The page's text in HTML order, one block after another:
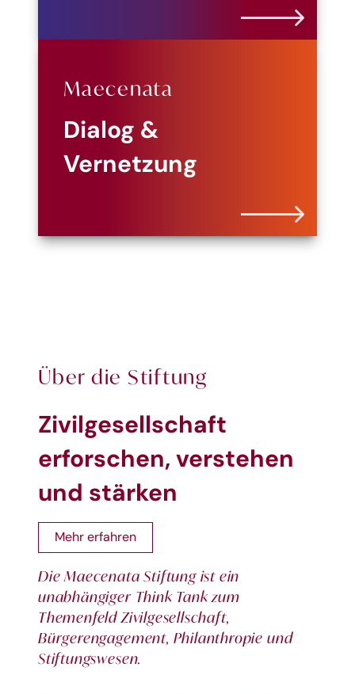
Maecenata
Dialog &
Vernetzung
Über die Stiftung
Zivilgesellschaft
erforschen, verstehen
und stärken
Mehr erfahren
Die Maecenata Stiftung ist ein
unabhängiger Think Tank zum
Themenfeld Zivilgesellschaft,
Bürgerengagement, Philanthropie und
Stiftungswesen.